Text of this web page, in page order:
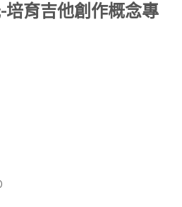
育吉他創作概念專